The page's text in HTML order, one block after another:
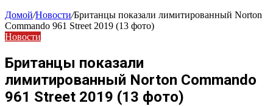
Домой/Новости/Британцы показали лимитированный Norton
Commando 961 Street 2019 (13 фото)
Новости
Британцы показали
лимитированный Norton Commando
961 Street 2019 (13 фото)